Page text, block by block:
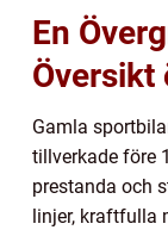
En
Översikt
Gamla
tillverkade före
prestanda och
linjer, kraftfulla